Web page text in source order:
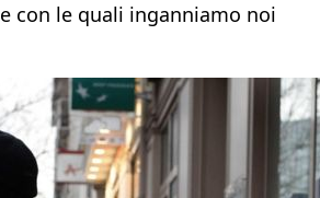
con le quali inganniamo noi